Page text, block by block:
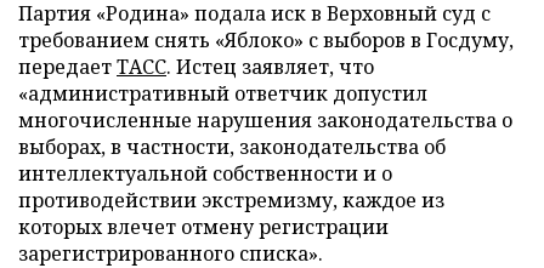
Партия «Родина» подала иск в Верховный суд с
требованием снять «Яблоко» с выборов в Госдуму,
передаетТАСС. Истец заявляет, что
«административный ответчик допустил
многочисленные нарушения законодательства о
выборах, в частности, законодательства об
интеллектуальной собственности и о
противодействии экстремизму, каждое из
которых влечет отмену регистрации
зарегистрированного списка».